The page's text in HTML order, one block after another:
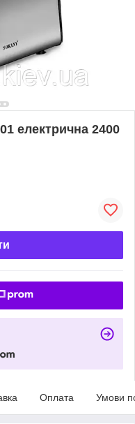
електрична 2400
Оплата Умови